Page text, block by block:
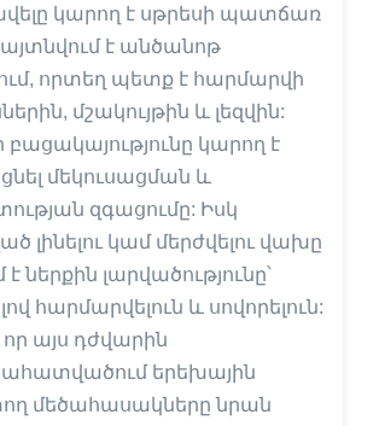
կարող է սթրեսի պատճառ
է անծանոթ
որտեղ պետք է հարմարվի
մշակույթին և լեզվին:
բացակայությունը կարող է
մեկուսացման և
զգացումը: Իսկ
լինելու կամ մերժվելու վախը
ներքին լարվածությունը՝
հարմարվելուն և սովորելուն:
այս դժվարին
երեխային
մեծահասակները նրան